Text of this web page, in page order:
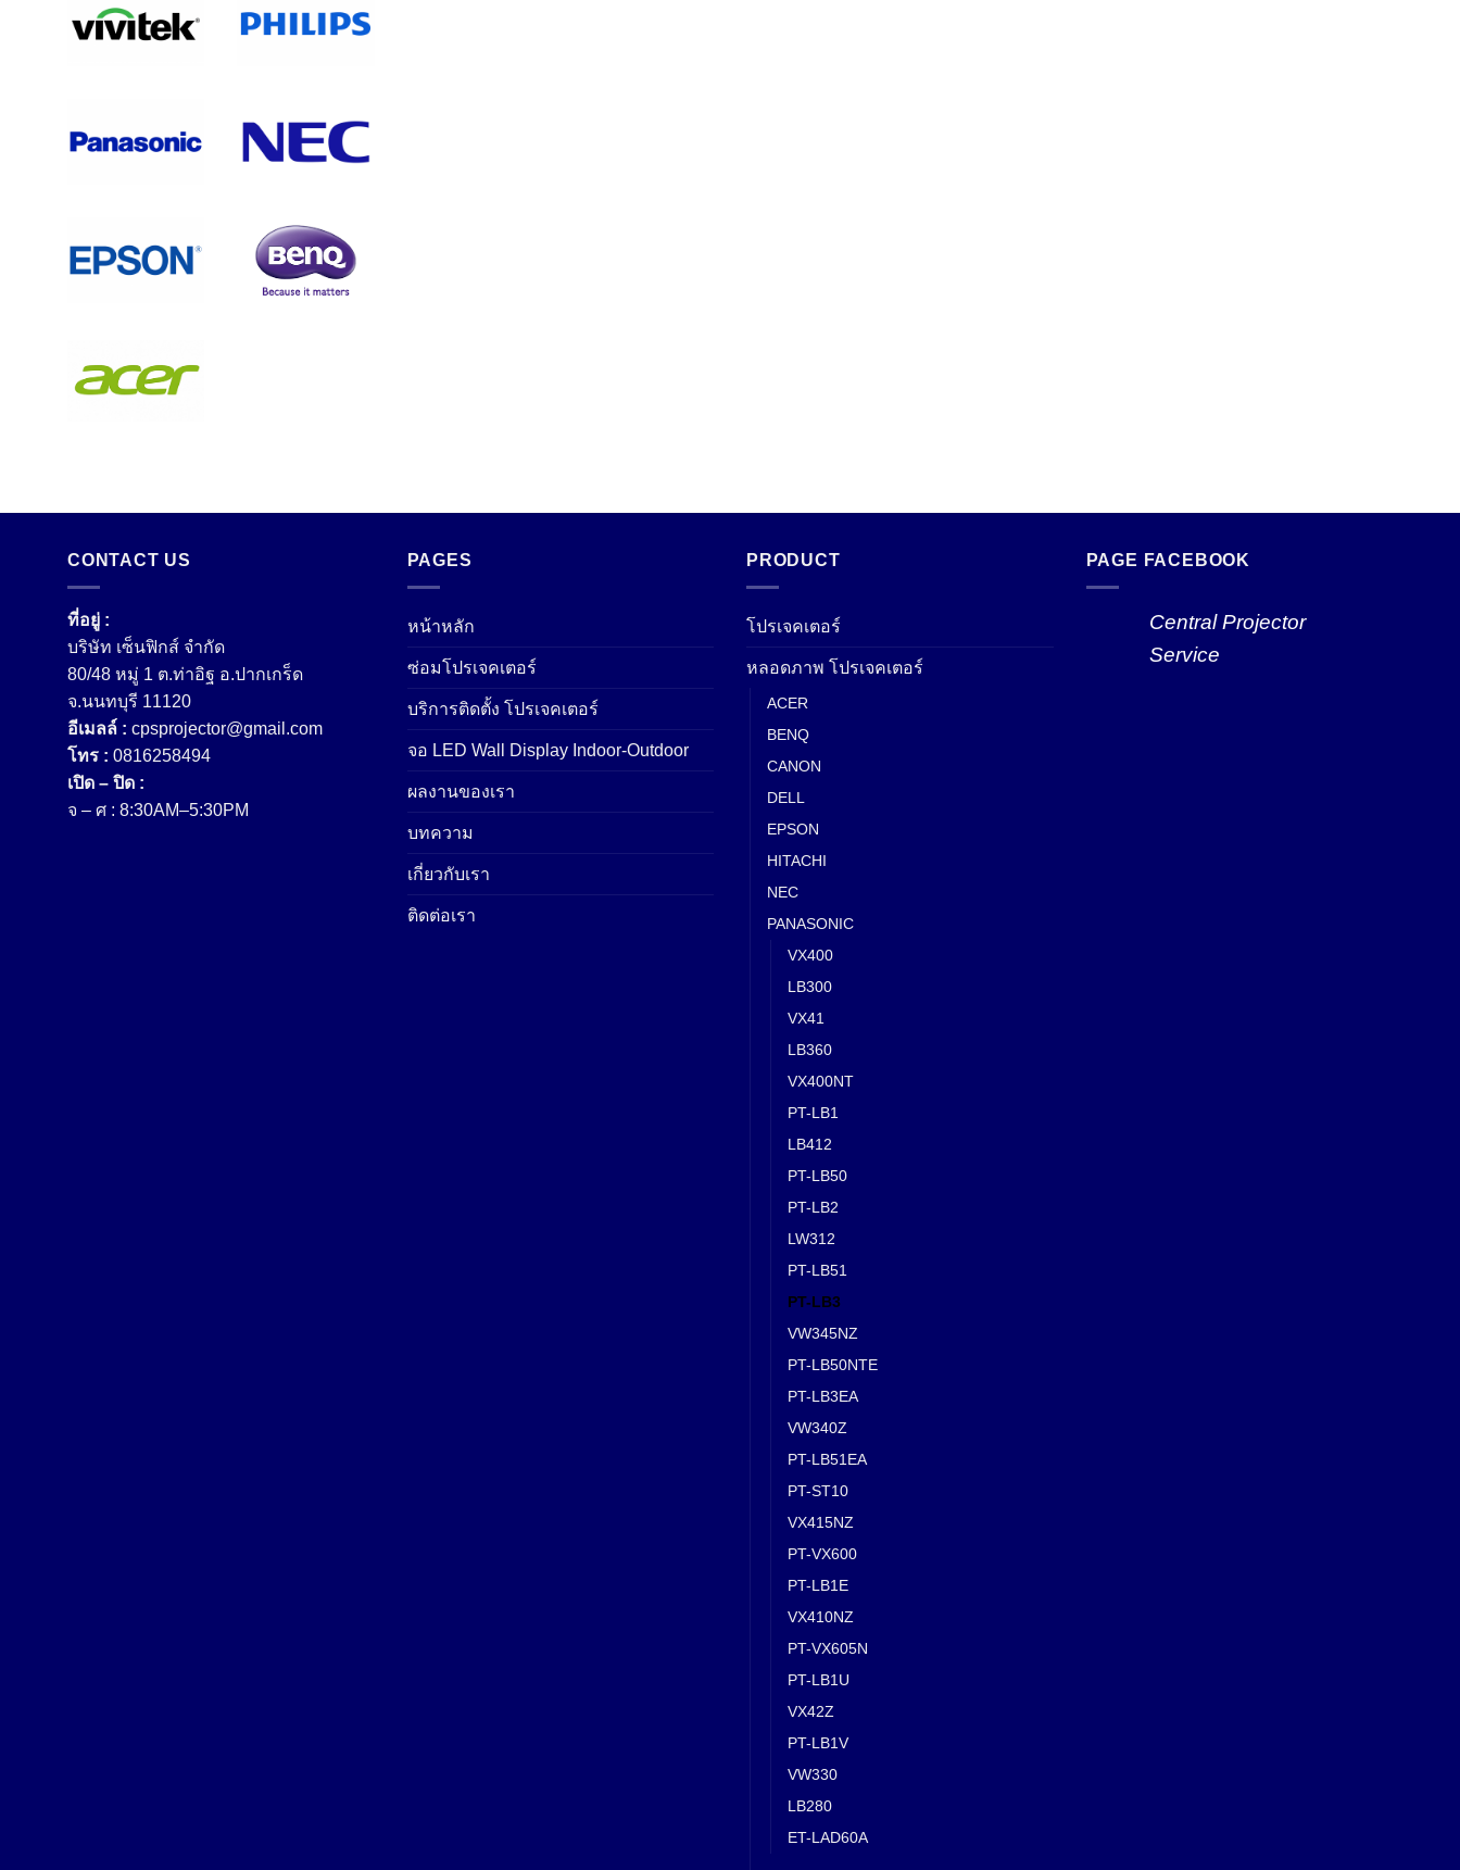
CONTACT US
ที่อยู่ :
บริษัท เซ็นฟิกส์ จํากัด
80/48 หมู่ 1 ต.ท่าอิฐ อ.ปากเกร็ด
จ.นนทบุรี 11120
อีเมลล์ : cpsprojector@gmail.com
โทร : 0816258494
เปิด – ปิด :
จ – ศ : 8:30AM–5:30PM
PAGES
หน้าหลัก
ซ่อมโปรเจคเตอร์
บริการติดตั้ง โปรเจคเตอร์
จอ LED Wall Display Indoor-Outdoor
ผลงานของเรา
บทความ
เกี่ยวกับเรา
ติดต่อเรา
PRODUCT
โปรเจคเตอร์
หลอดภาพ โปรเจคเตอร์
ACER
BENQ
CANON
DELL
EPSON
HITACHI
NEC
PANASONIC
VX400
LB300
VX41
LB360
VX400NT
PT-LB1
LB412
PT-LB50
PT-LB2
LW312
PT-LB51
PT-LB3
VW345NZ
PT-LB50NTE
PT-LB3EA
VW340Z
PT-LB51EA
PT-ST10
VX415NZ
PT-VX600
PT-LB1E
VX410NZ
PT-VX605N
PT-LB1U
VX42Z
PT-LB1V
VW330
LB280
ET-LAD60A
PAGE FACEBOOK
Central Projector
Service